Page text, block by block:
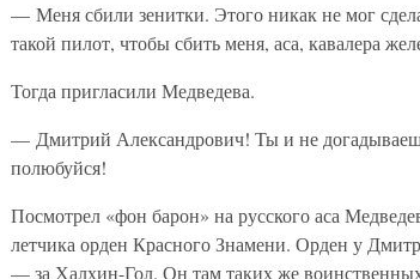
— Меня сбили зенитки. Этого никак не мог
такой пилот, чтобы сбить меня, аса, кавалера
Тогда пригласили Медведева.
— Дмитрий Александрович! Ты и не
полюбуйся!
Посмотрел «фон барон» на русского аса
летчика орден Красного Знамени. Орден у
— за Халхин-Гол. Он там таких же